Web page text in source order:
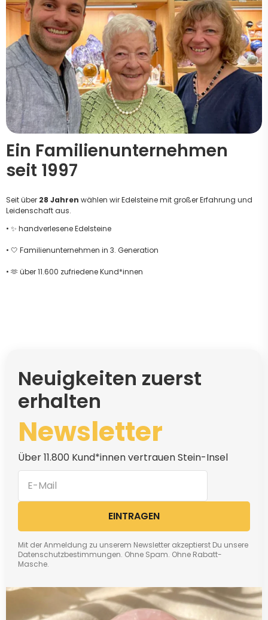
Ein Familienunternehmen
seit 1997
Seit über 28 Jahren wählen wir Edelsteine mit großer Erfahrung und
Leidenschaft aus.
• ✨ handverlesene Edelsteine
• 🤍 Familienunternehmen in 3. Generation
• 🫶 über 11.600 zufriedene Kund*innen
Neuigkeiten zuerst
erhalten
Newsletter
Über 11.800 Kund*innen vertrauen Stein-Insel
EINTRAGEN
Mit der Anmeldung zu unserem Newsletter akzeptierst Du unsere
Datenschutzbestimmungen. Ohne Spam. Ohne Rabatt-
Masche.